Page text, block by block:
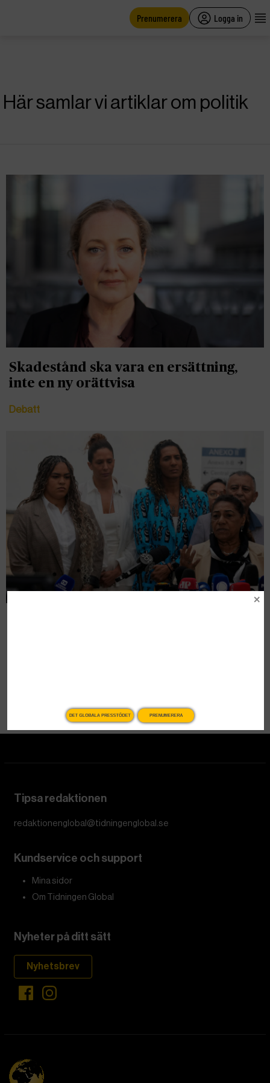
Prenumerera Logga in
Här samlar vi artiklar om politik
Skadestånd ska vara en ersättning,
inte en ny orättvisa
Debatt
Tipsa redaktionen
redaktionenglobal@tidningenglobal.se
Kundservice och support
Mina sidor
Om Tidningen Global
Nyheter på ditt sätt
Nyhetsbrev
DET GLOBALA PRESSTÖDET PRENUMERERA